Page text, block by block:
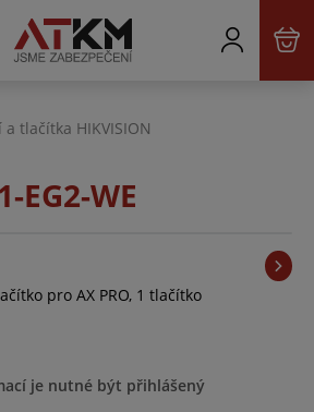
tlačítka HIKVISION
EG2-WE
pro AX PRO, 1 tlačítko
je nutné být přihlášený